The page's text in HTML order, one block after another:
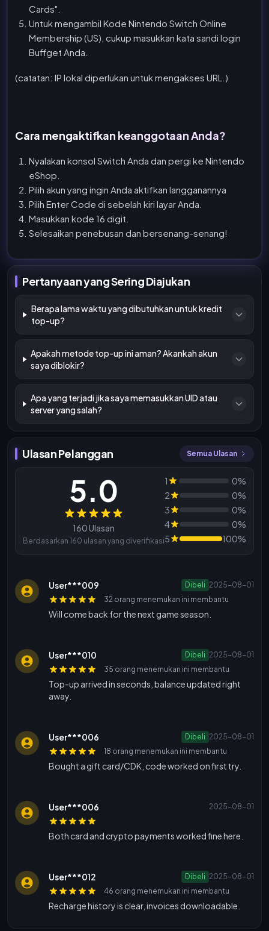
Cards".
Untuk mengambil Kode Nintendo Switch Online
Membership (US), cukup masukkan kata sandi login
Buffget Anda.
(catatan: IP lokal diperlukan untuk mengakses URL.)
Cara mengaktifkan keanggotaan Anda?
Nyalakan konsol Switch Anda dan pergi ke Nintendo
eShop.
Pilih akun yang ingin Anda aktifkan langganannya
Pilih Enter Code di sebelah kiri layar Anda.
Masukkan kode 16 digit.
Selesaikan penebusan dan bersenang-senang!
Pertanyaan yang Sering Diajukan
Berapa lama waktu yang dibutuhkan untuk kredit
top-up?
Apakah metode top-up ini aman? Akankah akun
saya diblokir?
Apa yang terjadi jika saya memasukkan UID atau
server yang salah?
Ulasan Pelanggan Semua Ulasan
5.0
160 Ulasan
Berdasarkan 160 ulasan yang diverifikasi
1
0%
2
0%
3
0%
4
0%
5
100%
User***009 Dibeli 2025-08-01
32 orang menemukan ini membantu
Will come back for the next game season.
User***010 Dibeli 2025-08-01
35 orang menemukan ini membantu
Top-up arrived in seconds, balance updated right
away.
User***006 Dibeli 2025-08-01
18 orang menemukan ini membantu
Bought a gift card/CDK, code worked on first try.
User***006 2025-08-01
Both card and crypto payments worked fine here.
User***012 Dibeli 2025-08-01
46 orang menemukan ini membantu
Recharge history is clear, invoices downloadable.